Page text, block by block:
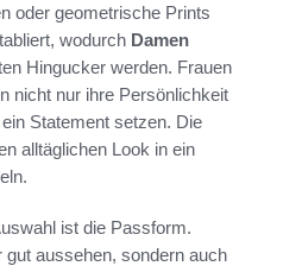
oder geometrische Prints
wodurch Damen
Hingucker werden. Frauen
nicht nur ihre Persönlichkeit
Statement setzen. Die
alltäglichen Look in ein
ist die Passform.
gut aussehen, sondern auch